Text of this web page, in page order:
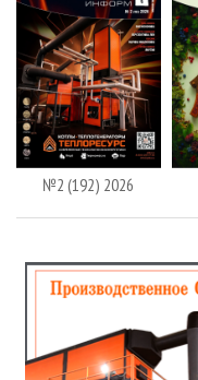
№2 (192) 2026